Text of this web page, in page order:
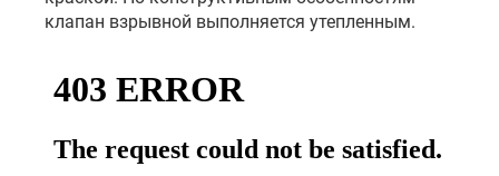
клапан взрывной выполняется утепленным.